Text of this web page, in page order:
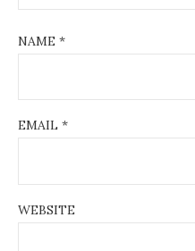
NAME *
EMAIL *
WEBSITE